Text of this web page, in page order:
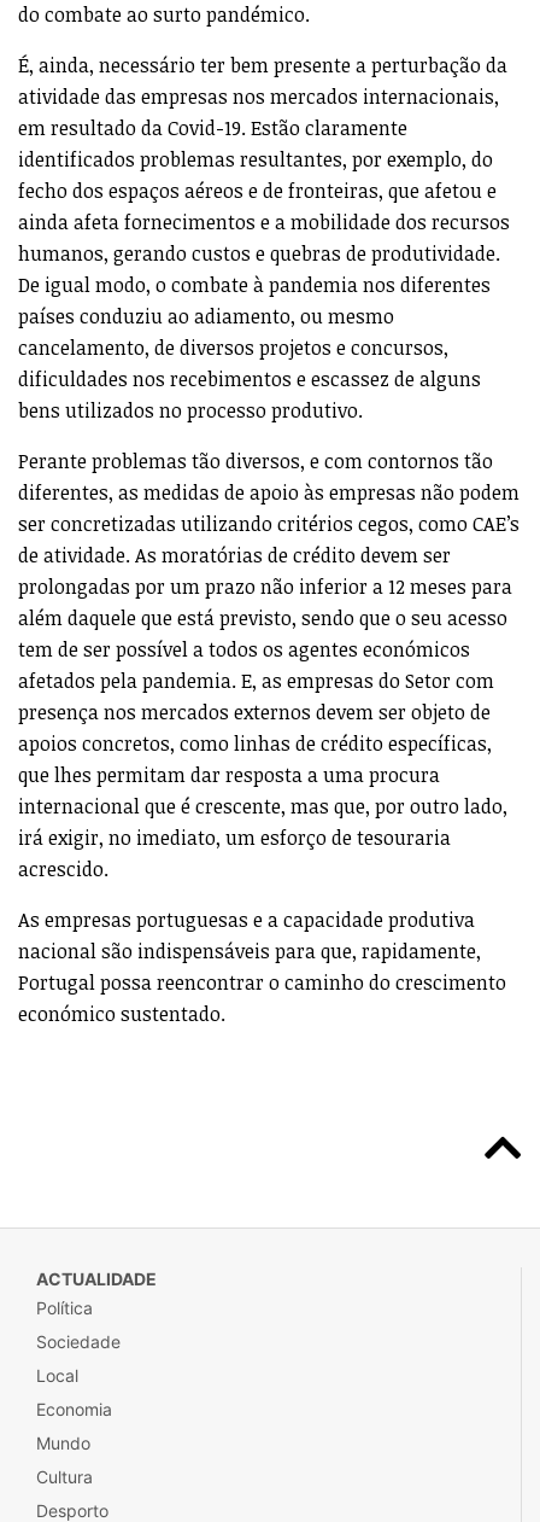
do combate ao surto pandémico.
É, ainda, necessário ter bem presente a perturbação da
atividade das empresas nos mercados internacionais,
em resultado da Covid-19. Estão claramente
identificados problemas resultantes, por exemplo, do
fecho dos espaços aéreos e de fronteiras, que afetou e
ainda afeta fornecimentos e a mobilidade dos recursos
humanos, gerando custos e quebras de produtividade.
De igual modo, o combate à pandemia nos diferentes
países conduziu ao adiamento, ou mesmo
cancelamento, de diversos projetos e concursos,
dificuldades nos recebimentos e escassez de alguns
bens utilizados no processo produtivo.
Perante problemas tão diversos, e com contornos tão
diferentes, as medidas de apoio às empresas não podem
ser concretizadas utilizando critérios cegos, como CAE’s
de atividade. As moratórias de crédito devem ser
prolongadas por um prazo não inferior a 12 meses para
além daquele que está previsto, sendo que o seu acesso
tem de ser possível a todos os agentes económicos
afetados pela pandemia. E, as empresas do Setor com
presença nos mercados externos devem ser objeto de
apoios concretos, como linhas de crédito específicas,
que lhes permitam dar resposta a uma procura
internacional que é crescente, mas que, por outro lado,
irá exigir, no imediato, um esforço de tesouraria
acrescido.
As empresas portuguesas e a capacidade produtiva
nacional são indispensáveis para que, rapidamente,
Portugal possa reencontrar o caminho do crescimento
económico sustentado.
ACTUALIDADE
Política
Sociedade
Local
Economia
Mundo
Cultura
Desporto